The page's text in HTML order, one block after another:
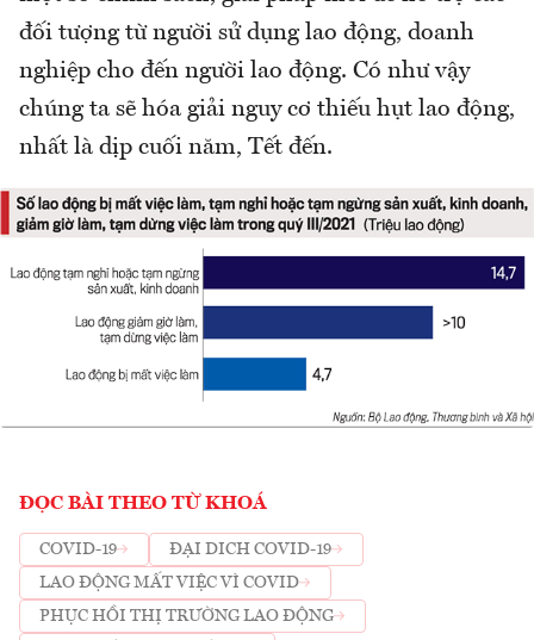
đối tượng từ người sử dụng lao động, doanh
nghiệp cho đến người lao động. Có như vậy
chúng ta sẽ hóa giải nguy cơ thiếu hụt lao động,
nhất là dịp cuối năm, Tết đến.
ĐỌC BÀI THEO TỪ KHOÁ
COVID-19
ĐẠI DICH COVID-19
LAO ĐỘNG MẤT VIỆC VÌ COVID
PHỤC HỒI THỊ TRƯỜNG LAO ĐỘNG